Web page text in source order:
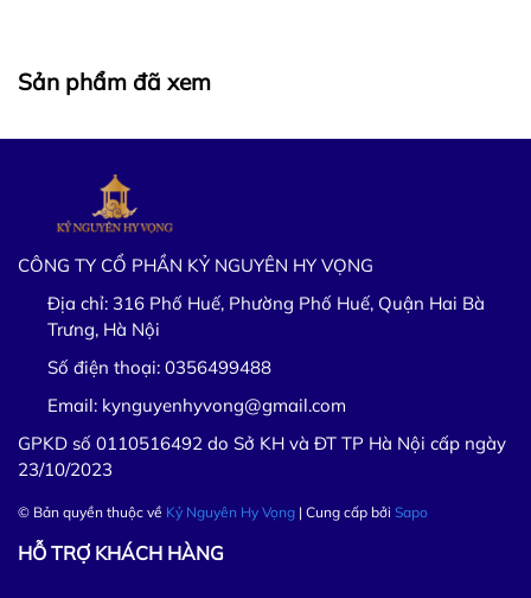
Sản phẩm đã xem
CÔNG TY CỔ PHẦN KỶ NGUYÊN HY VỌNG
Địa chỉ: 316 Phố Huế, Phường Phố Huế, Quận Hai Bà
Trưng, Hà Nội
Số điện thoại: 0356499488
Email: kynguyenhyvong@gmail.com
GPKD số 0110516492 do Sở KH và ĐT TP Hà Nội cấp ngày
23/10/2023
© Bản quyền thuộc về Kỷ Nguyên Hy Vọng | Cung cấp bởi Sapo
HỖ TRỢ KHÁCH HÀNG